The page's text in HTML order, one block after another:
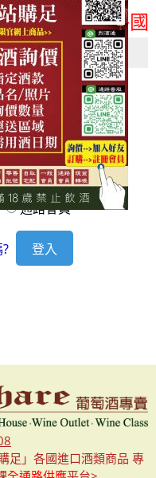
次購足」各國
通路會員
足」各國進口酒類商品 專